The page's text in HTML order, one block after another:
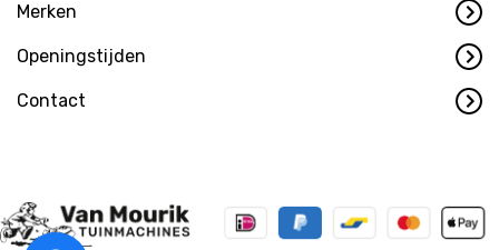
Merken
Openingstijden
Contact